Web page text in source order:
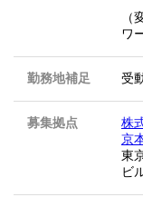
（
ワ
勤務地補足 受
募集拠点
株
京
東
ビ